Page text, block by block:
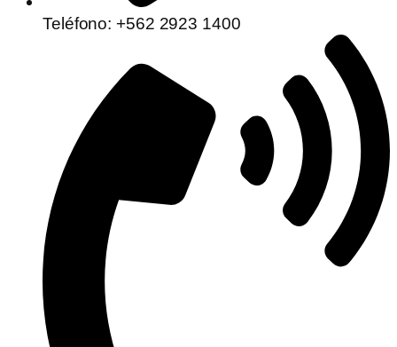
Teléfono: +562 2923 1400